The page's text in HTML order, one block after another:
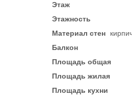
Этаж
Этажность
Материал стен
Балкон
Площадь общая
Площадь жилая
Площадь кухни